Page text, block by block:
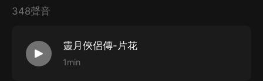
348聲音
靈月俠侶傳-片花
1min